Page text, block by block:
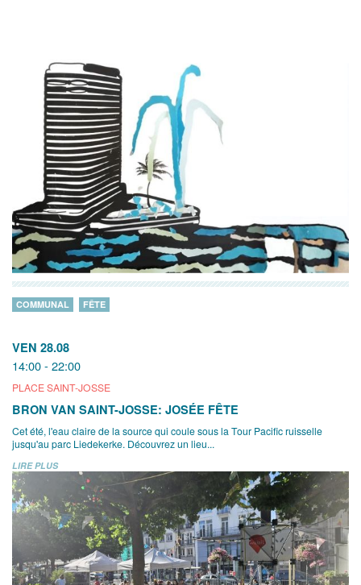
VEN 28.08
14:00 - 22:00
PLACE SAINT-JOSSE
COMMUNAL FÊTE
BRON VAN SAINT-JOSSE: JOSÉE FÊTE
Cet été, l'eau claire de la source qui coule sous la Tour Pacific ruisselle
jusqu'au parc Liedekerke. Découvrez un lieu...
LIRE PLUS